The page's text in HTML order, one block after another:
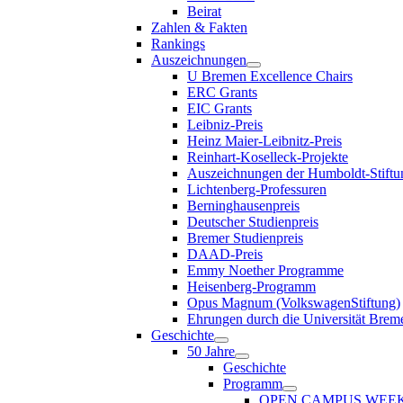
Beirat
Zahlen & Fakten
Rankings
Auszeichnungen
U Bremen Excellence Chairs
ERC Grants
EIC Grants
Leibniz-Preis
Heinz Maier-Leibnitz-Preis
Reinhart-Koselleck-Projekte
Auszeichnungen der Humboldt-
Lichtenberg-Professuren
Berninghausenpreis
Deutscher Studienpreis
Bremer Studienpreis
DAAD-Preis
Emmy Noether Programme
Heisenberg-Programm
Opus Magnum (VolkswagenStiftung)
Ehrungen durch die Universität
Geschichte
50 Jahre
Geschichte
Programm
OPEN CAMPUS